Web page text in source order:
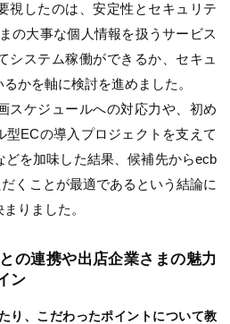
視したのは、安定性とセキュリテ
の大事な個人情報を扱うサービス
システム稼働ができるか、セキュ
かを軸に検討を進めました。
スケジュールへの対応力や、初め
型ECの導入プロジェクトを支えて
どを加味した結果、候補先からecb
くことが最適であるという結論に
りました。
の連携や出店企業さまの魅力
ン
り、こだわったポイントについて教